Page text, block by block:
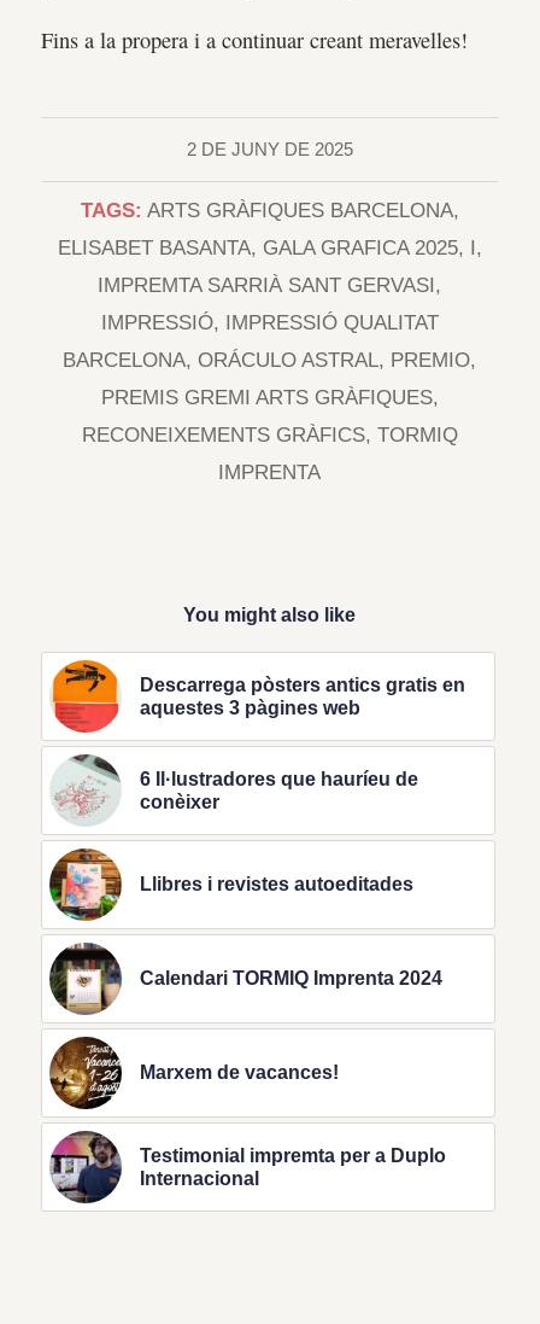
Fins a la propera i a continuar creant meravelles!
2 DE JUNY DE 2025
TAGS: ARTS GRÀFIQUES BARCELONA,
ELISABET BASANTA, GALA GRAFICA 2025, I,
IMPREMTA SARRIÀ SANT GERVASI,
IMPRESSIÓ, IMPRESSIÓ QUALITAT
BARCELONA, ORÁCULO ASTRAL, PREMIO,
PREMIS GREMI ARTS GRÀFIQUES,
RECONEIXEMENTS GRÀFICS, TORMIQ
IMPRENTA
You might also like
Descarrega pòsters antics gratis en
aquestes 3 pàgines web
6 Il·lustradores que hauríeu de
conèixer
Llibres i revistes autoeditades
Calendari TORMIQ Imprenta 2024
Marxem de vacances!
Testimonial impremta per a Duplo
Internacional